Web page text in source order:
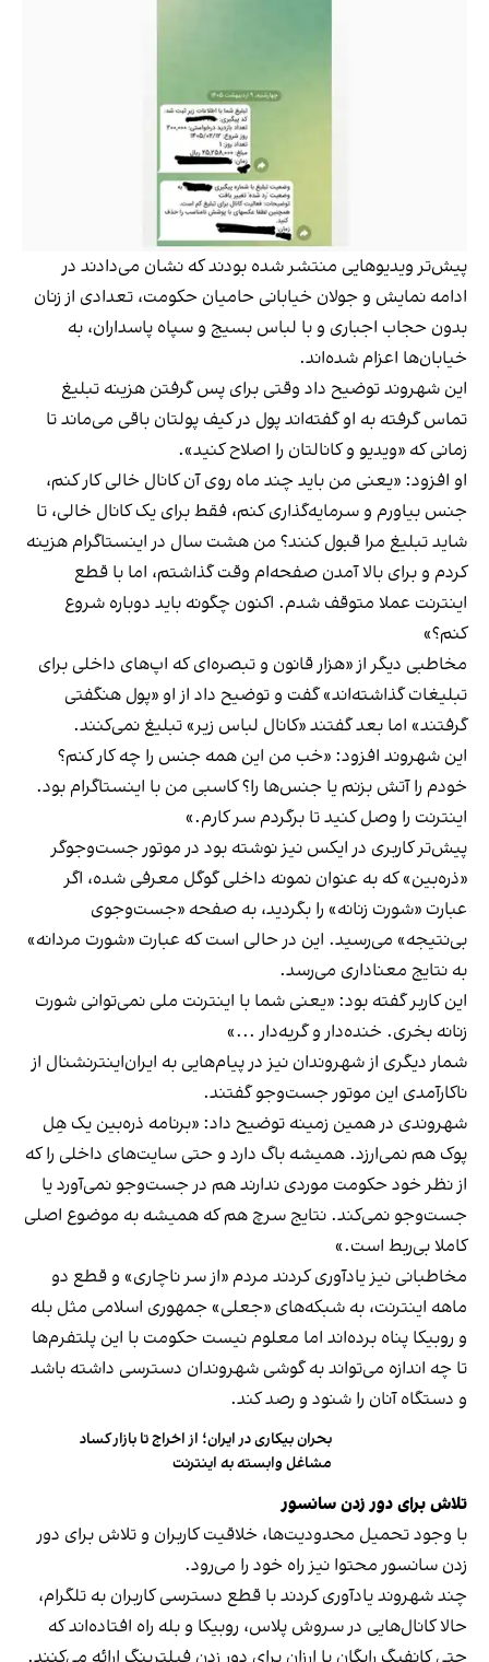
پیش‌تر ویدیوهایی منتشر شده بودند که نشان می‌دادند در
ادامه نمایش و جولان خیابانی حامیان حکومت، تعدادی از زنان
بدون حجاب اجباری و با لباس بسیج و سپاه پاسداران، به
خیابان‌ها اعزام شده‌اند.
این شهروند توضیح داد وقتی برای پس گرفتن هزینه تبلیغ
تماس گرفته به او گفته‌اند پول در کیف پولتان باقی می‌ماند تا
زمانی که «ویدیو و کانالتان را اصلاح کنید».
او افزود: «یعنی من باید چند ماه روی آن کانال خالی کار کنم،
جنس بیاورم و سرمایه‌گذاری کنم، فقط برای یک کانال خالی، تا
شاید تبلیغ مرا قبول کنند؟ من هشت سال در اینستاگرام هزینه
کردم و برای بالا آمدن صفحه‌ام وقت گذاشتم، اما با قطع
اینترنت عملا متوقف شدم. اکنون چگونه باید دوباره شروع
کنم؟»
مخاطبی دیگر از «هزار قانون و تبصره‌ای که اپ‌های داخلی برای
تبلیغات گذاشته‌اند» گفت و توضیح داد از او «پول هنگفتی
گرفتند» اما بعد گفتند «کانال لباس زیر» تبلیغ نمی‌کنند.
این شهروند افزود: «خب من این همه جنس را چه کار کنم؟
خودم را آتش بزنم یا جنس‌ها را؟ کاسبی من با اینستاگرام بود.
اینترنت را وصل کنید تا برگردم سر کارم.»
پیش‌تر کاربری در ایکس نیز نوشته بود در موتور جست‌وجوگر
«ذره‌بین» که به عنوان نمونه داخلی گوگل معرفی شده، اگر
عبارت «شورت زنانه» را بگردید، به صفحه «جست‌وجوی
بی‌نتیجه» می‌رسید. این در حالی است که عبارت «شورت مردانه»
به نتایج معناداری می‌رسد.
این کاربر گفته بود: «یعنی شما با اینترنت ملی نمی‌توانی شورت
زنانه بخری. خنده‌دار و گریه‌دار ...»
شمار دیگری از شهروندان نیز در پیام‌هایی به ایران‌اینترنشنال از
ناکارآمدی این موتور جست‌وجو گفتند.
شهروندی در همین زمینه توضیح داد: «برنامه ذره‌بین یک هِل
پوک هم نمی‌ارزد. همیشه باگ دارد و حتی سایت‌های داخلی را که
از نظر خود حکومت موردی ندارند هم در جست‌وجو نمی‌آورد یا
جست‌وجو نمی‌کند. نتایج سرچ هم که همیشه به موضوع اصلی
کاملا بی‌ربط است.»
مخاطبانی نیز یادآوری کردند مردم «از سر ناچاری» و قطع دو
ماهه اینترنت، به شبکه‌های «جعلی» جمهوری اسلامی مثل بله
و روبیکا پناه برده‌اند اما معلوم نیست حکومت با این پلتفرم‌ها
تا چه اندازه می‌تواند به گوشی شهروندان دسترسی داشته باشد
و دستگاه آنان را شنود و رصد کند.
بحران بیکاری در ایران؛ از اخراج تا بازار کساد
مشاغل وابسته به اینترنت
تلاش برای دور زدن سانسور
با وجود تحمیل محدودیت‌ها، خلاقیت کاربران و تلاش برای دور
زدن سانسور محتوا نیز راه خود را می‌رود.
چند شهروند یادآوری کردند با قطع دسترسی کاربران به تلگرام،
حالا کانال‌هایی در سروش پلاس، روبیکا و بله راه افتاده‌اند که